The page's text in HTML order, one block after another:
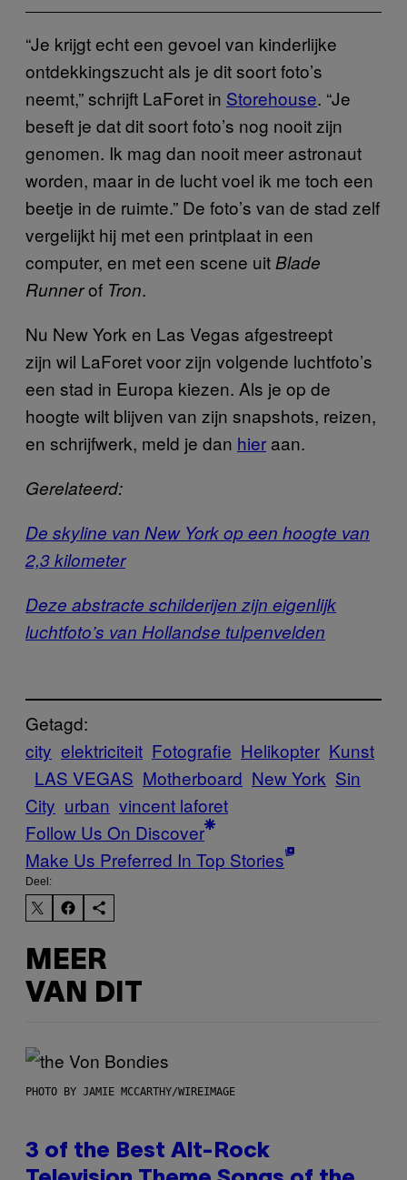
“Je krijgt echt een gevoel van kinderlijke
ontdekkingszucht als je dit soort foto’s
neemt,” schrijft LaForet in Storehouse. “Je
beseft je dat dit soort foto’s nog nooit zijn
genomen. Ik mag dan nooit meer astronaut
worden, maar in de lucht voel ik me toch een
beetje in de ruimte.” De foto’s van de stad zelf
vergelijkt hij met een printplaat in een
computer, en met een scene uit Blade
Runnerof Tron.
Nu New York en Las Vegas afgestreept
zijn wil LaForet voor zijn volgende luchtfoto’s
een stad in Europa kiezen. Als je op de
hoogte wilt blijven van zijn snapshots, reizen,
en schrijfwerk, meld je dan hier aan.
Gerelateerd:
De skyline van New York op een hoogte van
2,3 kilometer
Deze abstracte schilderijen zijn eigenlijk
luchtfoto’s van Hollandse tulpenvelden
Getagd:
city elektriciteit Fotografie Helikopter Kunst
LAS VEGAS Motherboard New York Sin
City urban vincent laforet
Follow Us On Discover
Make Us Preferred In Top Stories
Deel:
MEER
VAN DIT
PHOTO BY JAMIE MCCARTHY/WIREIMAGE
3 of the Best Alt-Rock